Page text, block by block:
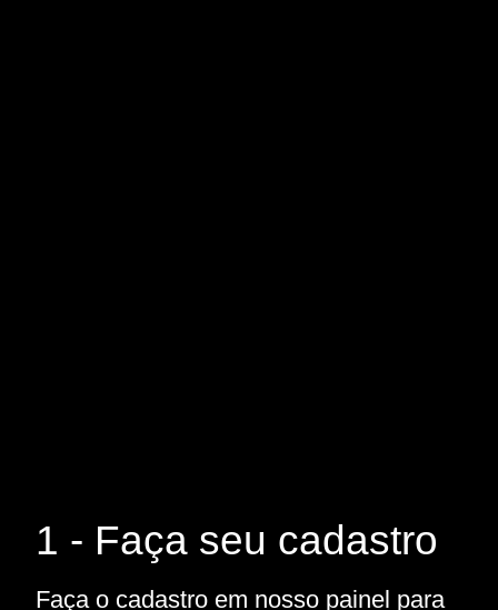
1 - Faça seu cadastro
Faça o cadastro em nosso painel para